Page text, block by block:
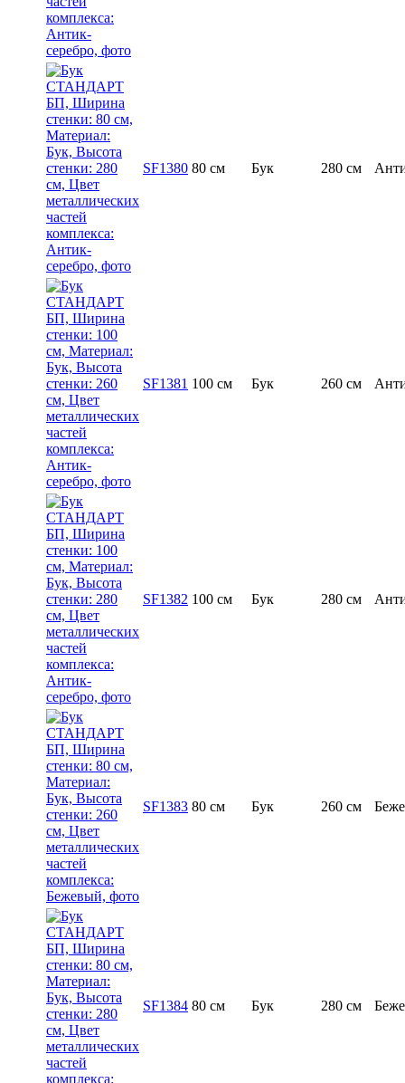
SF1380 80 см Бук 280 см
SF1381 100 см Бук 260 см
SF1382 100 см Бук 280 см
SF1383 80 см Бук 260 см
SF1384 80 см Бук 280 см